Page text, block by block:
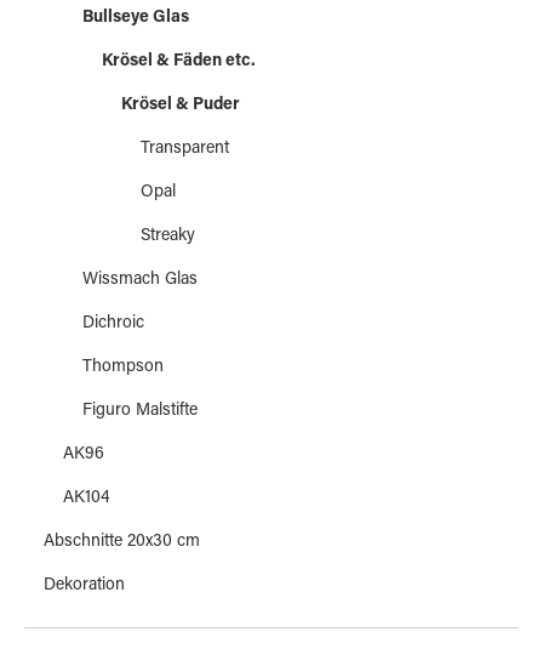
Bullseye Glas
Krösel & Fäden etc.
Krösel & Puder
Transparent
Opal
Streaky
Wissmach Glas
Dichroic
Thompson
Figuro Malstifte
AK96
AK104
Abschnitte 20x30 cm
Dekoration